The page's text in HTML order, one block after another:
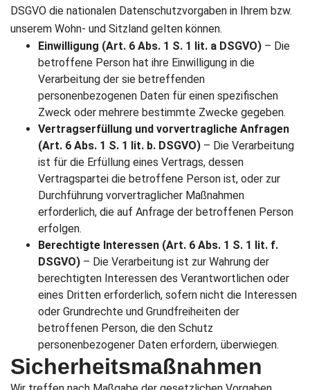
DSGVO die nationalen Datenschutzvorgaben in Ihrem bzw.
unserem Wohn- und Sitzland gelten können.
Einwilligung (Art. 6 Abs. 1 S. 1 lit. a DSGVO) – Die
betroffene Person hat ihre Einwilligung in die
Verarbeitung der sie betreffenden
personenbezogenen Daten für einen spezifischen
Zweck oder mehrere bestimmte Zwecke gegeben.
Vertragserfüllung und vorvertragliche Anfragen
(Art. 6 Abs. 1 S. 1 lit. b. DSGVO) – Die Verarbeitung
ist für die Erfüllung eines Vertrags, dessen
Vertragspartei die betroffene Person ist, oder zur
Durchführung vorvertraglicher Maßnahmen
erforderlich, die auf Anfrage der betroffenen Person
erfolgen.
Berechtigte Interessen (Art. 6 Abs. 1 S. 1 lit. f.
DSGVO) – Die Verarbeitung ist zur Wahrung der
berechtigten Interessen des Verantwortlichen oder
eines Dritten erforderlich, sofern nicht die Interessen
oder Grundrechte und Grundfreiheiten der
betroffenen Person, die den Schutz
personenbezogener Daten erfordern, überwiegen.
Sicherheitsmaßnahmen